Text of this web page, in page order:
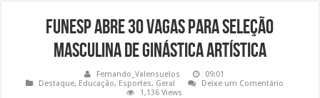
FUNESP ABRE 30 VAGAS PARA SELEÇÃO
MASCULINA DE GINÁSTICA ARTÍSTICA
Fernando_Valensuelos
09:01
Destaque, Educação, Esportes, Geral
Deixe um Comentário
1,136 Views